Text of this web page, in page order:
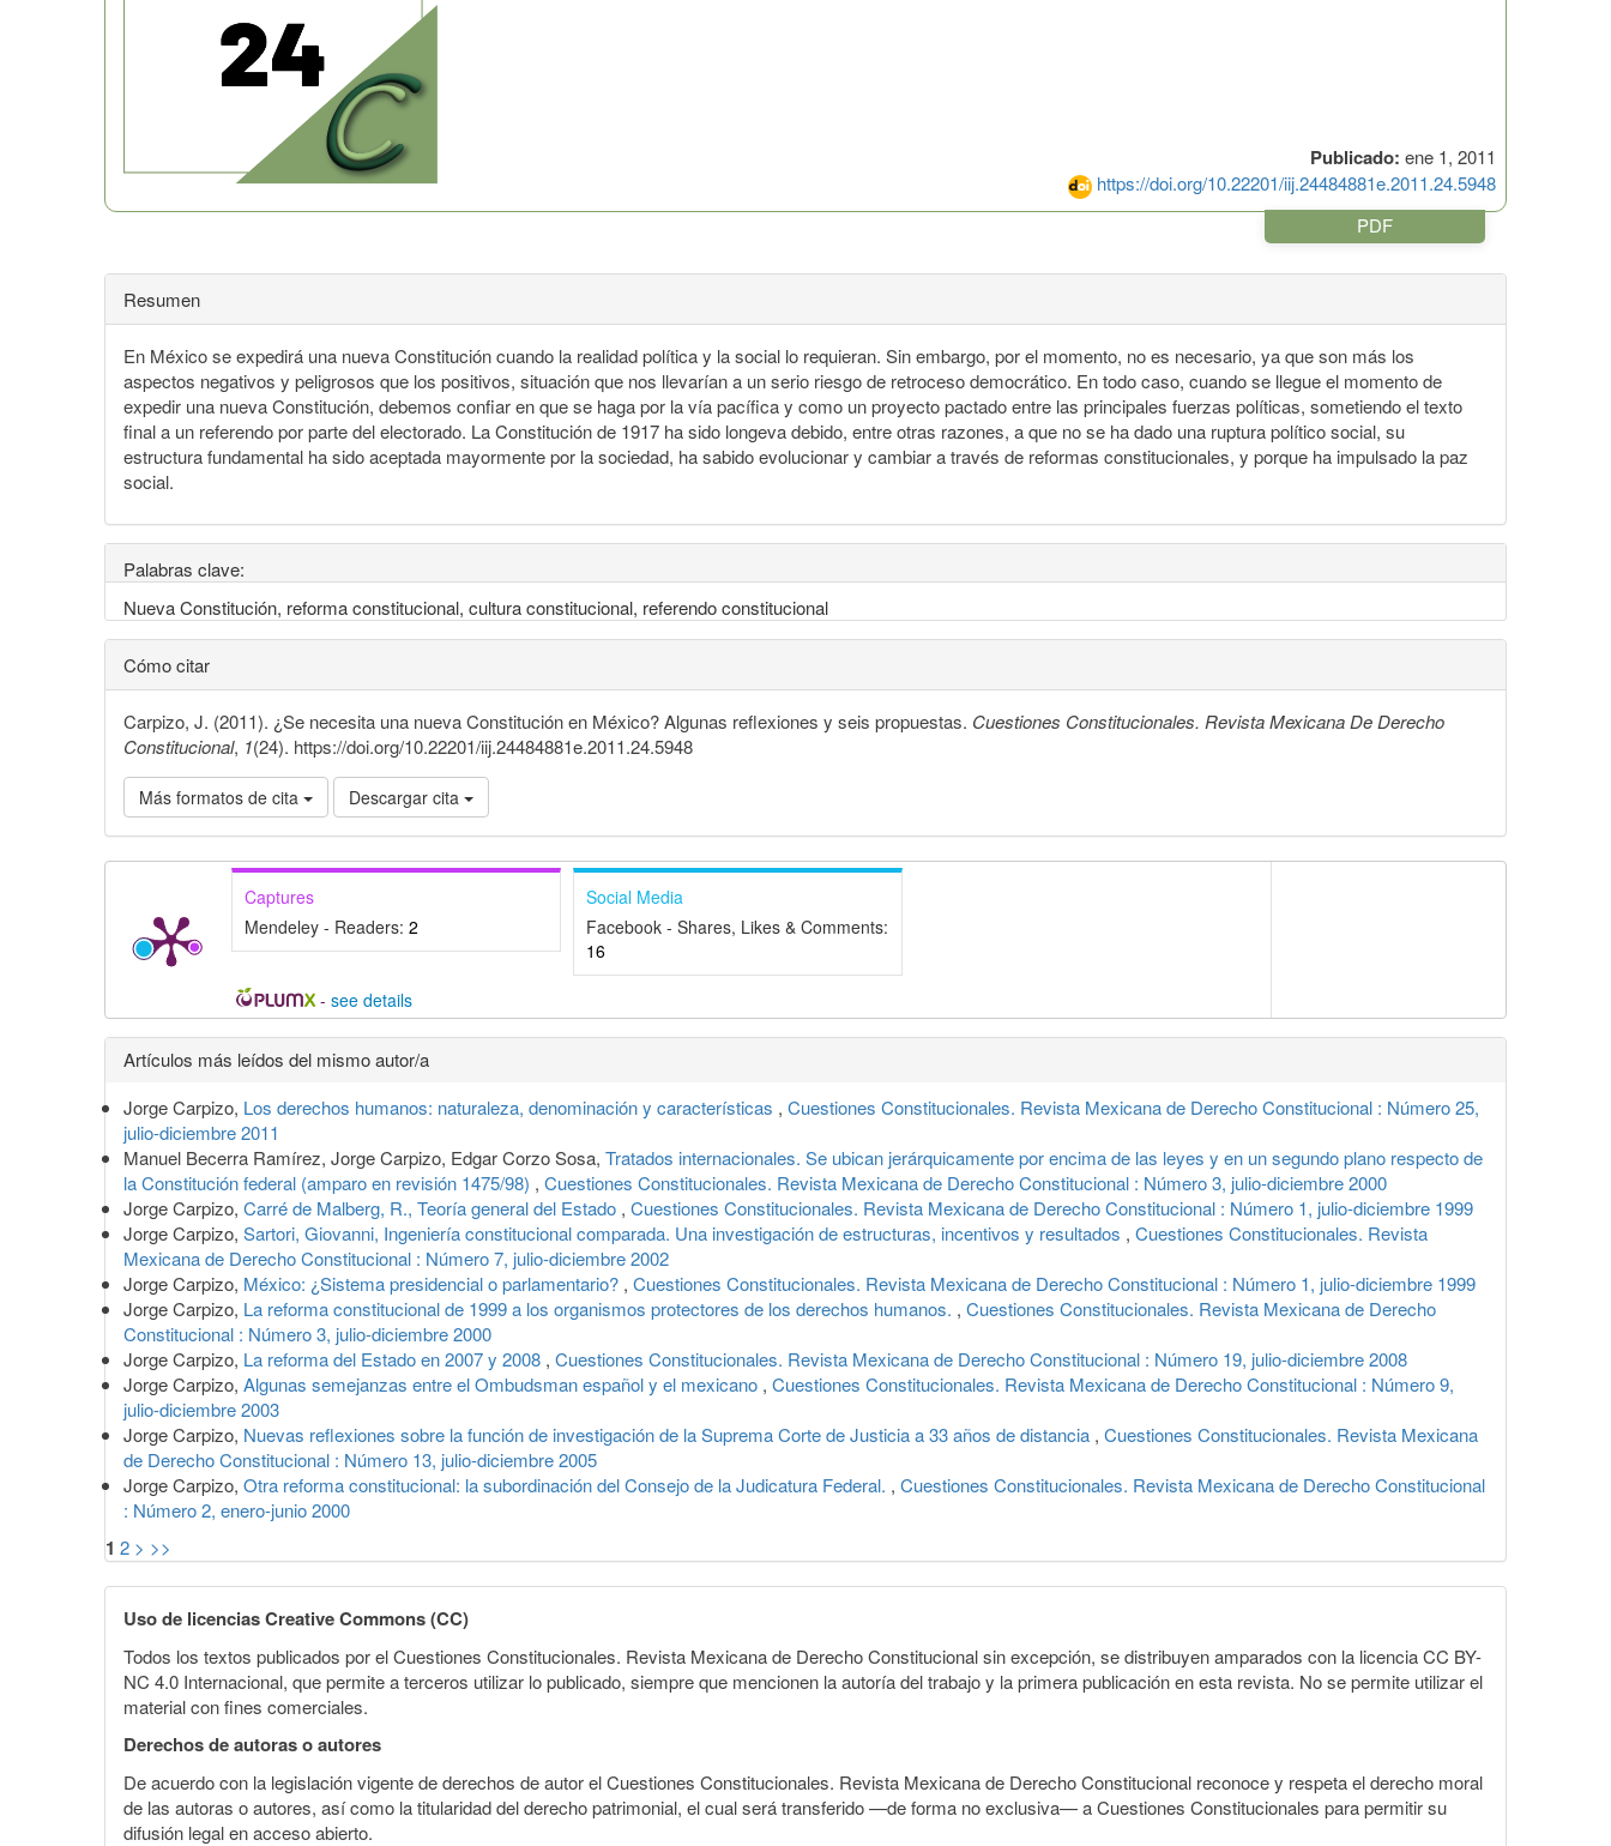
Publicado: ene 1, 2011
https://doi.org/10.22201/iij.24484881e.2011.24.5948
PDF
Resumen
En México se expedirá una nueva Constitución cuando la realidad política y la social lo requieran. Sin embargo, por el momento, no es necesario, ya que son más los
aspectos negativos y peligrosos que los positivos, situación que nos llevarían a un serio riesgo de retroceso democrático. En todo caso, cuando se llegue el momento de
expedir una nueva Constitución, debemos confiar en que se haga por la vía pacífica y como un proyecto pactado entre las principales fuerzas políticas, sometiendo el texto
final a un referendo por parte del electorado. La Constitución de 1917 ha sido longeva debido, entre otras razones, a que no se ha dado una ruptura político social, su
estructura fundamental ha sido aceptada mayormente por la sociedad, ha sabido evolucionar y cambiar a través de reformas constitucionales, y porque ha impulsado la paz
social.
Palabras clave:
Nueva Constitución, reforma constitucional, cultura constitucional, referendo constitucional
Cómo citar
Carpizo, J. (2011). ¿Se necesita una nueva Constitución en México? Algunas reflexiones y seis propuestas. Cuestiones Constitucionales. Revista Mexicana De Derecho
Constitucional, 1(24). https://doi.org/10.22201/iij.24484881e.2011.24.5948
Más formatos de cita Descargar cita
Captures
Mendeley - Readers: 2
Social Media
Facebook - Shares, Likes & Comments:
16
- see details
Detalles
del
artículo
Artículos más leídos del mismo autor/a
Jorge Carpizo, Los derechos humanos: naturaleza, denominación y características , Cuestiones Constitucionales. Revista Mexicana de Derecho Constitucional : Número 25,
julio-diciembre 2011
Manuel Becerra Ramírez, Jorge Carpizo, Edgar Corzo Sosa, Tratados internacionales. Se ubican jerárquicamente por encima de las leyes y en un segundo plano respecto de
la Constitución federal (amparo en revisión 1475/98) , Cuestiones Constitucionales. Revista Mexicana de Derecho Constitucional : Número 3, julio-diciembre 2000
Jorge Carpizo, Carré de Malberg, R., Teoría general del Estado , Cuestiones Constitucionales. Revista Mexicana de Derecho Constitucional : Número 1, julio-diciembre 1999
Jorge Carpizo, Sartori, Giovanni, Ingeniería constitucional comparada. Una investigación de estructuras, incentivos y resultados , Cuestiones Constitucionales. Revista
Mexicana de Derecho Constitucional : Número 7, julio-diciembre 2002
Jorge Carpizo, México: ¿Sistema presidencial o parlamentario? , Cuestiones Constitucionales. Revista Mexicana de Derecho Constitucional : Número 1, julio-diciembre 1999
Jorge Carpizo, La reforma constitucional de 1999 a los organismos protectores de los derechos humanos. , Cuestiones Constitucionales. Revista Mexicana de Derecho
Constitucional : Número 3, julio-diciembre 2000
Jorge Carpizo, La reforma del Estado en 2007 y 2008 , Cuestiones Constitucionales. Revista Mexicana de Derecho Constitucional : Número 19, julio-diciembre 2008
Jorge Carpizo, Algunas semejanzas entre el Ombudsman español y el mexicano , Cuestiones Constitucionales. Revista Mexicana de Derecho Constitucional : Número 9,
julio-diciembre 2003
Jorge Carpizo, Nuevas reflexiones sobre la función de investigación de la Suprema Corte de Justicia a 33 años de distancia , Cuestiones Constitucionales. Revista Mexicana
de Derecho Constitucional : Número 13, julio-diciembre 2005
Jorge Carpizo, Otra reforma constitucional: la subordinación del Consejo de la Judicatura Federal. , Cuestiones Constitucionales. Revista Mexicana de Derecho Constitucional
: Número 2, enero-junio 2000
1 2 > >>
Uso de licencias Creative Commons (CC)
Todos los textos publicados por el Cuestiones Constitucionales. Revista Mexicana de Derecho Constitucional sin excepción, se distribuyen amparados con la licencia CC BY-
NC 4.0 Internacional, que permite a terceros utilizar lo publicado, siempre que mencionen la autoría del trabajo y la primera publicación en esta revista. No se permite utilizar el
material con fines comerciales.
Derechos de autoras o autores
De acuerdo con la legislación vigente de derechos de autor el Cuestiones Constitucionales. Revista Mexicana de Derecho Constitucional reconoce y respeta el derecho moral
de las autoras o autores, así como la titularidad del derecho patrimonial, el cual será transferido —de forma no exclusiva— a Cuestiones Constitucionales para permitir su
difusión legal en acceso abierto.